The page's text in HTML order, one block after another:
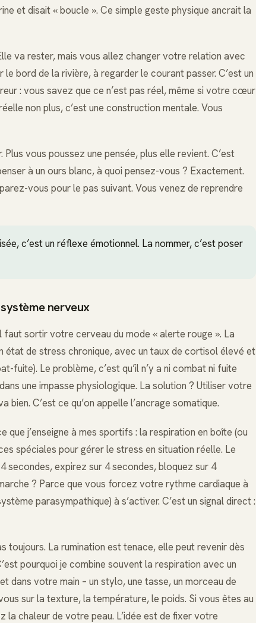
et disait « boucle ». Ce simple geste physique ancrait la
va rester, mais vous allez changer votre relation avec
le bord de la rivière, à regarder le courant passer. C’est un
: vous savez que ce n’est pas réel, même si votre cœur
non plus, c’est une construction mentale. Vous
vous poussez une pensée, plus elle revient. C’est
à un ours blanc, à quoi pensez-vous ? Exactement.
vous pour le pas suivant. Vous venez de reprendre
c’est un réflexe émotionnel. La nommer, c’est poser
nerveux
sortir votre cerveau du mode « alerte rouge ». La
état de stress chronique, avec un taux de cortisol élevé et
fuite). Le problème, c’est qu’il n’y a ni combat ni fuite
une impasse physiologique. La solution ? Utiliser votre
C’est ce qu’on appelle l’ancrage somatique.
j’enseigne à mes sportifs : la respiration en boîte (ou
spéciales pour gérer le stress en situation réelle. Le
secondes, expirez sur 4 secondes, bloquez sur 4
? Parce que vous forcez votre rythme cardiaque à
parasympathique) à s’activer. C’est un signal direct :
toujours. La rumination est tenace, elle peut revenir dès
pourquoi je combine souvent la respiration avec un
dans votre main – un stylo, une tasse, un morceau de
sur la texture, la température, le poids. Si vous êtes au
chaleur de votre peau. L’idée est de fixer votre